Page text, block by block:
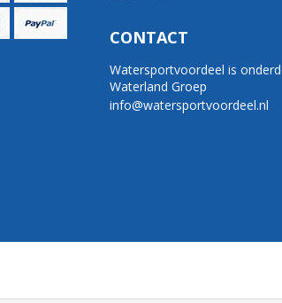
CONTACT
Watersportvoordeel is
Waterland Groep
info@watersportvoordeel.nl